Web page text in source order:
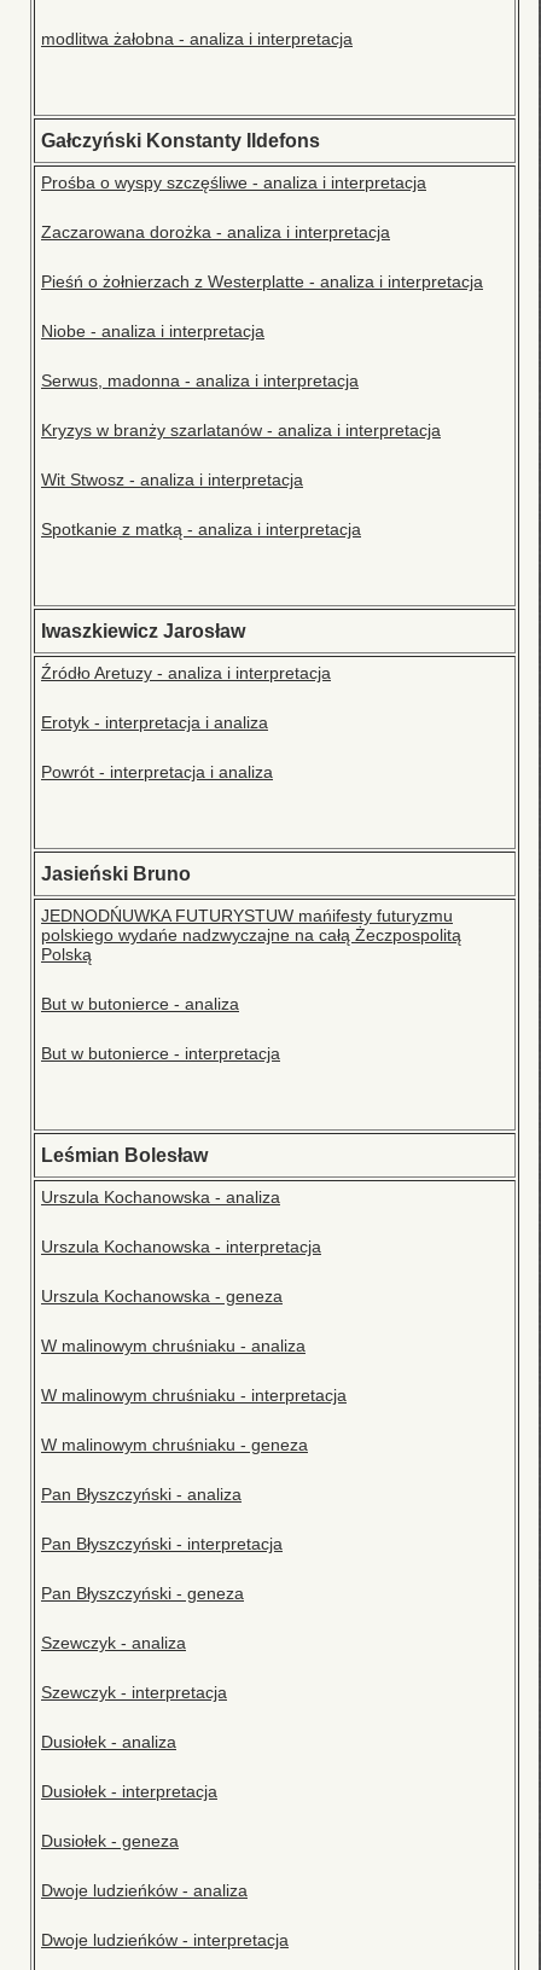
modlitwa żałobna - analiza i interpretacja
Gałczyński Konstanty Ildefons
Prośba o wyspy szczęśliwe - analiza i interpretacja
Zaczarowana dorożka - analiza i interpretacja
Pieśń o żołnierzach z Westerplatte - analiza i interpretacja
Niobe - analiza i interpretacja
Serwus, madonna - analiza i interpretacja
Kryzys w branży szarlatanów - analiza i interpretacja
Wit Stwosz - analiza i interpretacja
Spotkanie z matką - analiza i interpretacja
Iwaszkiewicz Jarosław
Źródło Aretuzy - analiza i interpretacja
Erotyk - interpretacja i analiza
Powrót - interpretacja i analiza
Jasieński Bruno
JEDNODŃUWKA FUTURYSTUW mańifesty futuryzmu
polskiego wydańe nadzwyczajne na całą Żeczpospolitą
Polską
But w butonierce - analiza
But w butonierce - interpretacja
Leśmian Bolesław
Urszula Kochanowska - analiza
Urszula Kochanowska - interpretacja
Urszula Kochanowska - geneza
W malinowym chruśniaku - analiza
W malinowym chruśniaku - interpretacja
W malinowym chruśniaku - geneza
Pan Błyszczyński - analiza
Pan Błyszczyński - interpretacja
Pan Błyszczyński - geneza
Szewczyk - analiza
Szewczyk - interpretacja
Dusiołek - analiza
Dusiołek - interpretacja
Dusiołek - geneza
Dwoje ludzieńków - analiza
Dwoje ludzieńków - interpretacja